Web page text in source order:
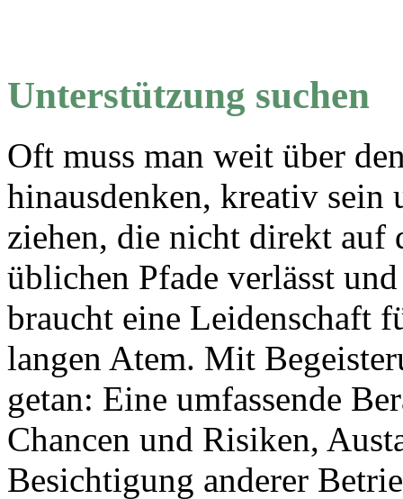
Unterstützung suchen
Oft muss man weit über
hinausdenken, kreativ
ziehen, die nicht direkt auf
üblichen Pfade verlässt
braucht eine Leidenschaft
langen Atem. Mit
getan: Eine umfassende
Chancen und Risiken,
Besichtigung anderer